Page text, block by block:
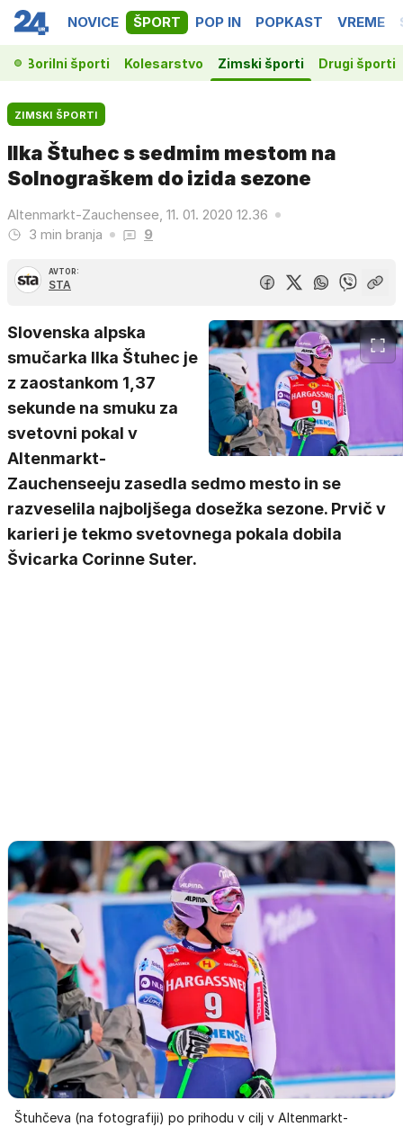
NOVICE ŠPORT POP IN POPKAST VREME
Borilni športi Kolesarstvo Zimski športi Drugi športi
ZIMSKI ŠPORTI
Ilka Štuhec s sedmim mestom na
Solnograškem do izida sezone
Altenmarkt-Zauchensee, 11. 01. 2020 12.36
3 min branja
9
AVTOR:
STA
Slovenska alpska
smučarka Ilka Štuhec je
z zaostankom 1,37
sekunde na smuku za
svetovni pokal v
Altenmarkt-
Zauchenseeju zasedla sedmo mesto in se
razveselila najboljšega dosežka sezone. Prvič v
karieri je tekmo svetovnega pokala dobila
Švicarka Corinne Suter.
Štuhčeva (na fotografiji) po prihodu v cilj v Altenmarkt-